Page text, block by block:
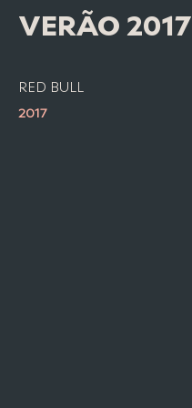
VERÃO 2017
RED BULL
2017